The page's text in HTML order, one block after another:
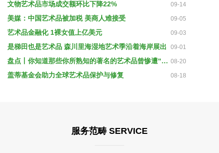
文物艺术品市场成交额环比下降22% 09-14
美媒：中国艺术品被加税 美商人难接受 09-05
艺术品金融化 1裸女值上亿美元 09-03
是梯田也是艺术品 森川里海湿地艺术季沿着海岸展出 09-01
盘点丨你知道那些你所熟知的著名的艺术品曾惨遭“毁容”吗？ 08-20
盖蒂基金会助力全球艺术品保护与修复 08-18
服务范畴 SERVICE